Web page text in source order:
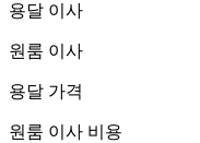
용달 이사
원룸 이사
용달 가격
원룸 이사 비용